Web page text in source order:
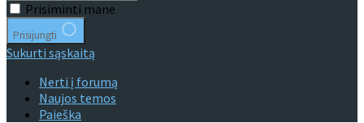
Prisiminti mane
Prisijungti
Sukurti sąskaitą
Nerti į forumą
Naujos temos
Paieška